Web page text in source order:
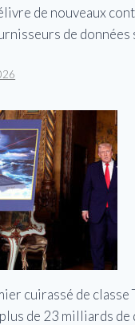
de nouveaux
de
cuirassé de
de 23 milliards de